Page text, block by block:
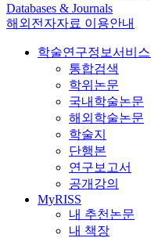
Databases & Journals
해외전자자료 이용안내
학술연구정보서비
통합검색
학위논문
국내학술논문
해외학술논문
학술지
단행본
연구보고서
공개강의
MyRISS
내 추천논문
내 책장